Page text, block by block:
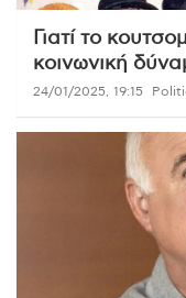
Γιατί το
κοινωνική
24/01/2025, 19:15